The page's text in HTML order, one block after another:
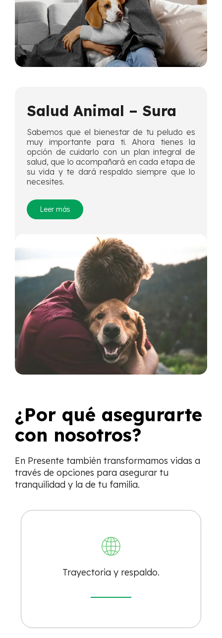
Salud Animal – Sura
Sabemos que el bienestar de tu peludo es
muy importante para ti. Ahora tienes la
opción de cuidarlo con un plan integral de
salud, que lo acompañará en cada etapa de
su vida y te dará respaldo siempre que lo
necesites.
Leer más
¿Por qué asegurarte
con nosotros?
En Presente también transformamos vidas a
través de opciones para asegurar tu
tranquilidad y la de tu familia.
Trayectoria y respaldo.